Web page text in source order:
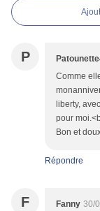
P
Comme
liberty,
pour
Bon et
Répondre
F Fanny 30/